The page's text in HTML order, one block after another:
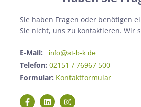
Sie haben Fragen oder benötigen
Sie nicht, uns zu kontaktieren. Wir
E-Mail: info@st-b-k.de
Telefon: 02151 / 76967 500
Formular: Kontaktformular